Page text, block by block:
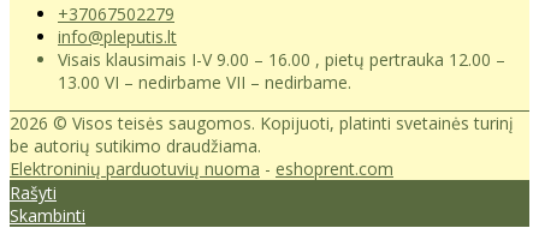
+37067502279
info@pleputis.lt
Visais klausimais I-V 9.00 – 16.00 , pietų pertrauka 12.00 –
13.00 VI – nedirbame VII – nedirbame.
2026 © Visos teisės saugomos. Kopijuoti, platinti svetainės turinį
be autorių sutikimo draudžiama.
Elektroninių parduotuvių nuoma - eshoprent.com
Rašyti
Skambinti